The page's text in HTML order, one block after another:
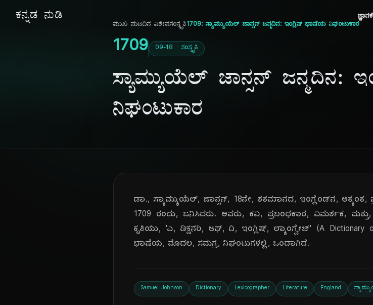
ಕನ್ನಡ ನುಡಿ
ಮುಖ ಪುಟದಿನ ವಿಶೇಷಸಂಸ್ಕೃತಿ1709: ಸ್ಯಾಮ್ಯುಯೆಲ್ ಜಾನ್ಸನ್ ಜನ್ಮದಿನ: ಇಂಗ್ಲಿಷ್ ಭಾಷೆಯ ನಿಘಂಟುಕಾರ
1709 09-18 · ಸಂಸ್ಕೃತಿ
ಸ್ಯಾಮ್ಯುಯೆಲ್ ಜಾನ್ಸನ್ ಜನ್ಮದಿನ:
ನಿಘಂಟುಕಾರ
ಡಾ., ಸ್ಯಾಮ್ಯುಯೆಲ್, ಜಾನ್ಸನ್, 18ನೇ, ಶತಮಾನದ, ಇಂಗ್ಲೆಂಡ್‌ನ, ಅತ್ಯಂತ,
1709 ರಂದು, ಜನಿಸಿದರು. ಅವರು, ಕವಿ, ಪ್ರಬಂಧಕಾರ, ವಿಮರ್ಶಕ, ಮತ್ತು,
ಕೃತಿಯು, 'ಎ, ಡಿಕ್ಷನರಿ, ಆಫ್, ದಿ, ಇಂಗ್ಲಿಷ್, ಲ್ಯಾಂಗ್ವೇಜ್' (A Dictionary
ಭಾಷೆಯ, ಮೊದಲ, ಸಮಗ್ರ, ನಿಘಂಟುಗಳಲ್ಲಿ, ಒಂದಾಗಿದೆ.
Samuel Johnson Dictionary Lexicographer Literature England